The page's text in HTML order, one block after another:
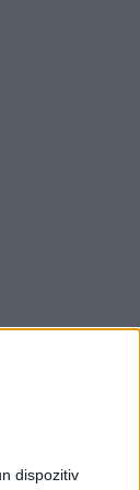
dispozitiv